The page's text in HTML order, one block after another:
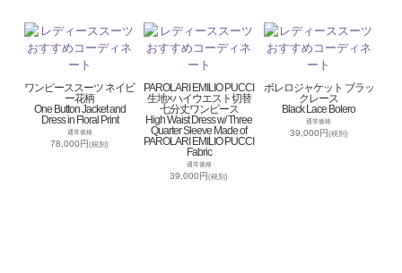
ワンピーススーツ ネイビ
ー花柄
One Button Jacket and
Dress in Floral Print
通常価格
78,000円(税別)
PAROLARI EMILIO PUCCI
生地×ハイウエスト切替
七分丈ワンピース
High Waist Dress w/ Three
Quarter Sleeve Made of
PAROLARI EMILIO PUCCI
Fabric
通常価格
39,000円(税別)
ボレロジャケット ブラッ
クレース
Black Lace Bolero
通常価格
39,000円(税別)